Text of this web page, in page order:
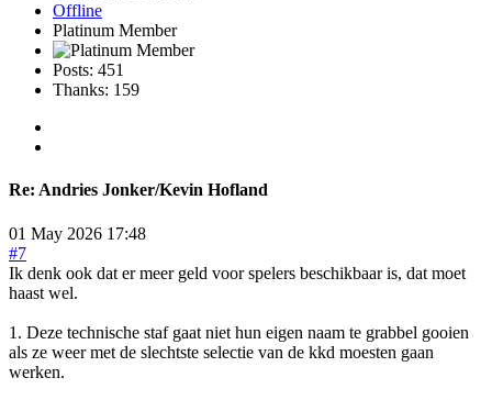
Offline
Platinum Member
Posts: 451
Thanks: 159
Re: Andries Jonker/Kevin Hofland
01 May 2026 17:48
#7
Ik denk ook dat er meer geld voor spelers beschikbaar is, dat moet
haast wel.
1. Deze technische staf gaat niet hun eigen naam te grabbel gooien
als ze weer met de slechtste selectie van de kkd moesten gaan
werken.